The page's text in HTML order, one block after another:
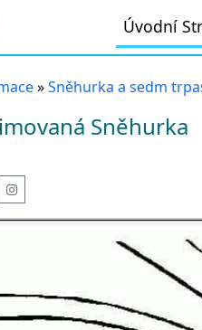
Úvodní
»Sněhurka a sedm
Sněhurka